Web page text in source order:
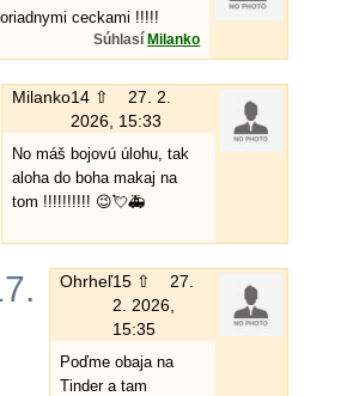
ceckami !!!!!
Súhlasí Milanko
Milanko14 ⇧
27. 2.
2026, 15:33
No máš bojovú úlohu, tak
aloha do boha makaj na
tom !!!!!!!!!! 😉💘🚑
Ohrheľ15 ⇧
27.
2. 2026,
15:35
Poďme obaja na
Tinder a tam